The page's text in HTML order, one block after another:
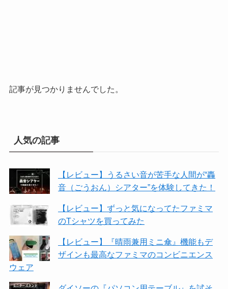
記事が見つかりませんでした。
人気の記事
【レビュー】うるさい音が苦手な人間が“轟
音（ごうおん）シアター”を体験してきた！
【レビュー】ずっと気になってたファミマ
のTシャツを買ってみた
【レビュー】『晴雨兼用ミニ傘』機能もデ
ザインも最高なファミマのコンビニエンス
ウェア